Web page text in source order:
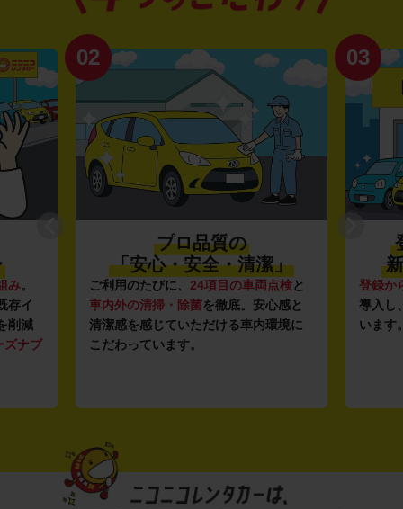
み。
存イ
削減
ズナブ
02
プロ品質の
「安心・安全・清潔」
ご利用のたびに、 24項目の車両点検と
車内外の清掃・除菌を徹底。安心感と
清潔感を感じていただける車内環境に
こだわっています。
03
登録か
導入し
います